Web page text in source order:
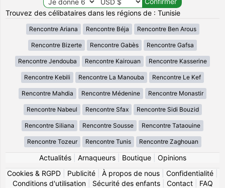
Trouvez des célibataires dans les régions de : Tunisie
Rencontre Ariana Rencontre Béja Rencontre Ben Arous
Rencontre Bizerte Rencontre Gabès Rencontre Gafsa
Rencontre Jendouba Rencontre Kairouan Rencontre Kasserine
Rencontre Kebili Rencontre La Manouba Rencontre Le Kef
Rencontre Mahdia Rencontre Médenine Rencontre Monastir
Rencontre Nabeul Rencontre Sfax Rencontre Sidi Bouzid
Rencontre Siliana Rencontre Sousse Rencontre Tataouine
Rencontre Tozeur Rencontre Tunis Rencontre Zaghouan
Actualités| Arnaqueurs| Boutique| Opinions
Cookies & RGPD
Publicité À propos de nous Confidentialité
Conditions d'utilisation| Sécurité des enfants| Contact| FAQ